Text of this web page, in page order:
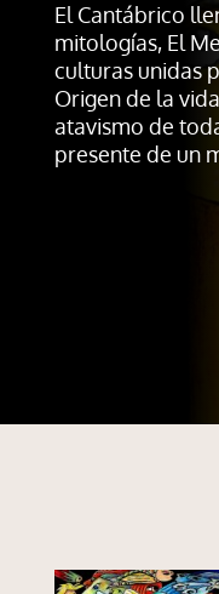
El Cantábrico
mitologías, El
culturas unidas
Origen de la
atavismo de
presente de un